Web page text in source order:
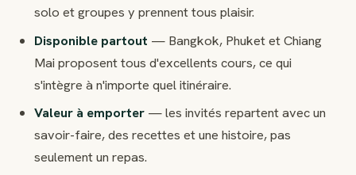
solo et groupes y prennent tous plaisir.
Disponible partout — Bangkok, Phuket et Chiang
Mai proposent tous d'excellents cours, ce qui
s'intègre à n'importe quel itinéraire.
Valeur à emporter— les invités repartent avec un
savoir-faire, des recettes et une histoire, pas
seulement un repas.